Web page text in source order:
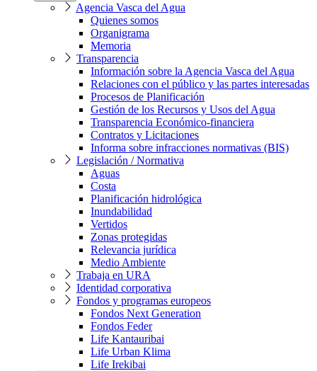
Agencia Vasca del Agua
Quienes somos
Organigrama
Memoria
Transparencia
Información sobre la Agencia Vasca del Agua
Relaciones con el público y las partes interesadas
Procesos de Planificación
Gestión de los Recursos y Usos del Agua
Transparencia Económico-financiera
Contratos y Licitaciones
Informa sobre infracciones normativas (BIS)
Legislación / Normativa
Aguas
Costa
Planificación hidrológica
Inundabilidad
Vertidos
Zonas protegidas
Relevancia jurídica
Medio Ambiente
Trabaja en URA
Identidad corporativa
Fondos y programas europeos
Fondos Next Generation
Fondos Feder
Life Kantauribai
Life Urban Klima
Life Irekibai